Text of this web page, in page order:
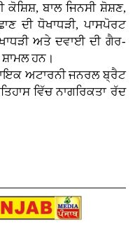
ਕੋਸ਼ਿਸ਼, ਬਾਲ ਜਿਨਸੀ ਸ਼ੋਸ਼ਣ,
ਦੀ ਧੋਖਾਧੜੀ, ਪਾਸਪੋਰਟ
ਅਤੇ ਦਵਾਈ ਦੀ ਗੈਰ-
ਹਨ।
ਅਟਾਰਨੀ ਜਨਰਲ ਬ੍ਰੈਟ
ਵਿੱਚ ਨਾਗਰਿਕਤਾ ਰੱਦ